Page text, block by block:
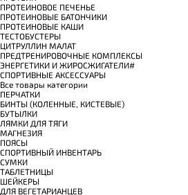
ПРОТЕИНОВОЕ ПЕЧЕНЬЕ
ПРОТЕИНОВЫЕ БАТОНЧИКИ
ПРОТЕИНОВЫЕ КАШИ
ТЕСТОБУСТЕРЫ
ЦИТРУЛЛИН МАЛАТ
ПРЕДТРЕНИРОВОЧНЫЕ КОМПЛЕКСЫ
ЭНЕРГЕТИКИ И ЖИРОСЖИГАТЕЛИ#
СПОРТИВНЫЕ АКСЕССУАРЫ
Все товары категории
ПЕРЧАТКИ
БИНТЫ (КОЛЕННЫЕ, КИСТЕВЫЕ)
БУТЫЛКИ
ЛЯМКИ ДЛЯ ТЯГИ
МАГНЕЗИЯ
ПОЯСЫ
СПОРТИВНЫЙ ИНВЕНТАРЬ
СУМКИ
ТАБЛЕТНИЦЫ
ШЕЙКЕРЫ
ДЛЯ ВЕГЕТАРИАНЦЕВ